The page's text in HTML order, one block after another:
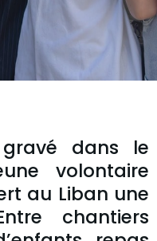
gravé dans le
volontaire
au Liban une
chantiers